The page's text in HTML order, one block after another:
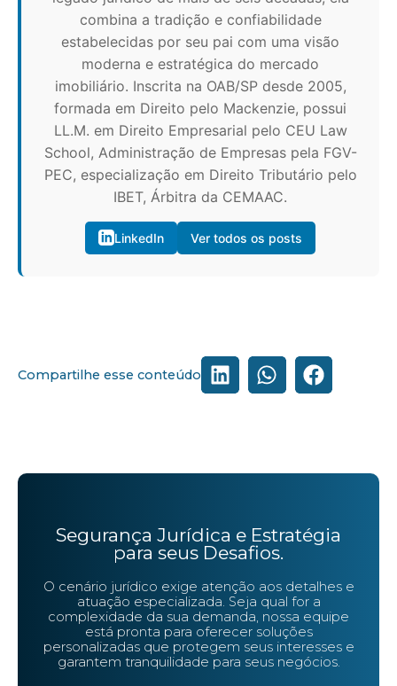
combina a tradição e confiabilidade
estabelecidas por seu pai com uma visão
moderna e estratégica do mercado
imobiliário. Inscrita na OAB/SP desde 2005,
formada em Direito pelo Mackenzie, possui
LL.M. em Direito Empresarial pelo CEU Law
School, Administração de Empresas pela FGV-
PEC, especialização em Direito Tributário pelo
IBET, Árbitra da CEMAAC.
LinkedIn Ver todos os posts
Compartilhe esse conteúdo
Segurança Jurídica e Estratégia
para seus Desafios.
O cenário jurídico exige atenção aos detalhes e
atuação especializada. Seja qual for a
complexidade da sua demanda, nossa equipe
está pronta para oferecer soluções
personalizadas que protegem seus interesses e
garantem tranquilidade para seus negócios.